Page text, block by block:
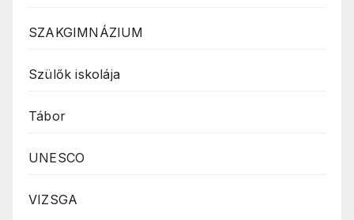
SZAKGIMNÁZIUM
Szülők iskolája
Tábor
UNESCO
VIZSGA